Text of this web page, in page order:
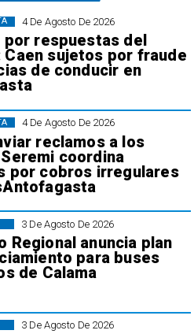
4 De Agosto De 2026
por respuestas del
Caen sujetos por fraude
de conducir en
4 De Agosto De 2026
reclamos a los
coordina
por cobros irregulares
3 De Agosto De 2026
Regional anuncia plan
para buses
de Calama
3 De Agosto De 2026